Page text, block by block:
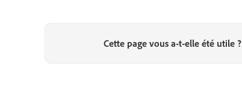
Cette page vous a-t-elle été utile ?